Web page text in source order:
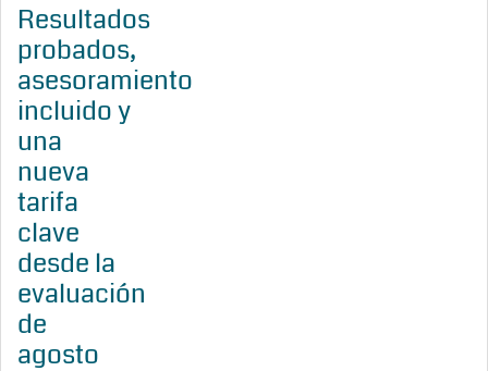
Resultados
probados,
asesoramiento
incluido y
una
nueva
tarifa
clave
desde la
evaluación
de
agosto